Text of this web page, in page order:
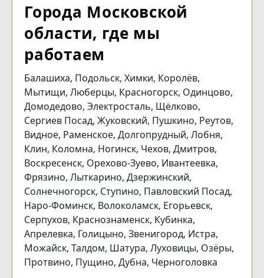
Города Московской
области, где мы
работаем
Балашиха, Подольск, Химки, Королёв,
Мытищи, Люберцы, Красногорск, Одинцово,
Домодедово, Электросталь, Щёлково,
Сергиев Посад, Жуковский, Пушкино, Реутов,
Видное, Раменское, Долгопрудный, Лобня,
Клин, Коломна, Ногинск, Чехов, Дмитров,
Воскресенск, Орехово-Зуево, Ивантеевка,
Фрязино, Лыткарино, Дзержинский,
Солнечногорск, Ступино, Павловский Посад,
Наро-Фоминск, Волоколамск, Егорьевск,
Серпухов, Краснознаменск, Кубинка,
Апрелевка, Голицыно, Звенигород, Истра,
Можайск, Талдом, Шатура, Луховицы, Озёры,
Протвино, Пущино, Дубна, Черноголовка